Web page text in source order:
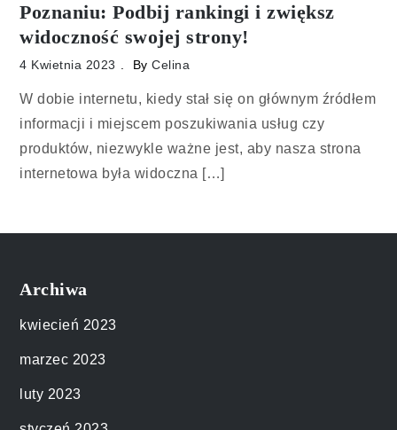
Poznaniu: Podbij rankingi i zwiększ
widoczność swojej strony!
4 Kwietnia 2023 ByCelina
W dobie internetu, kiedy stał się on głównym źródłem
informacji i miejscem poszukiwania usług czy
produktów, niezwykle ważne jest, aby nasza strona
internetowa była widoczna […]
Archiwa
kwiecień 2023
marzec 2023
luty 2023